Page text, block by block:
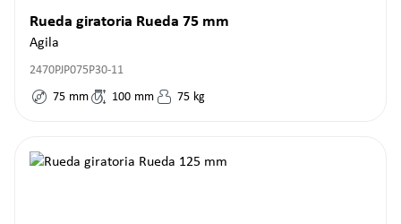
Rueda giratoria Rueda 75 mm
Agila
2470PJP075P30-11
75 mm 100 mm 75 kg